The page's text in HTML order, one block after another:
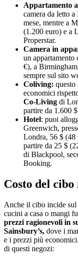
Appartamento
camera da letto
mese, mentre a
(1.200 euro) e a
Properstar.
Camera in
un
€), a
sempre sul sito
Coliving: questo
economici
Co-Living di
partire da 1.600
Hotel: puoi
Greenwich,
Londra, 56 $ (48
partire da 25 $
di Blackpool,
Booking.
Costo del
Anche il cibo incide
cucini a casa o mangi
prezzi ragionevoli in
Sainsbury’s, dove i
e i prezzi più
di questi negozi: